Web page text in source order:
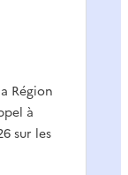
Région
à
sur les